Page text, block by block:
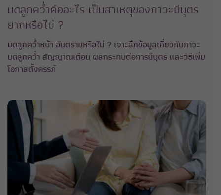
มดลูกคว่ำคืออะไร เป็นสาเหตุของภาวะมีบุตร
ยากหรือไม่ ?
มดลูกคว่ำหน้า อันตรายหรือไม่ ? เจาะลึกข้อมูลเกี่ยวกับภาวะ
มดลูกคว่ำ สัญญาณเตือน ผลกระทบต่อการมีบุตร และวิธีเพิ่ม
โอกาสตั้งครรภ์